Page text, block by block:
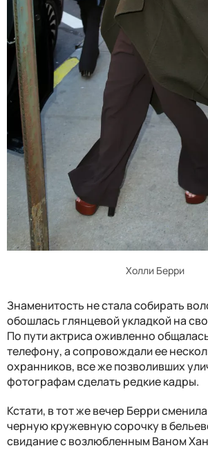
Холли Берри
Знаменитость не стала собирать
обошлась глянцевой укладкой на
По пути актриса оживленно
телефону, а сопровождали ее
охранников, все же позволивших
фотографам сделать редкие кадры.
Кстати, в тот же вечер Берри
черную кружевную сорочку в
свидание с возлюбленным Ваном